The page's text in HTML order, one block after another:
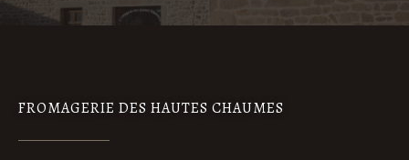
FROMAGERIE DES HAUTES CHAUMES